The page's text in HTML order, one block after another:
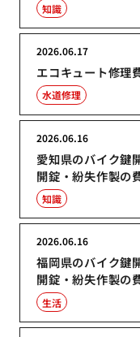
知識
エコキュート修理
2026.06.17
水道修理
愛知県のバイク鍵
開錠・紛失作製の
2026.06.16
知識
福岡県のバイク鍵
開錠・紛失作製の
2026.06.16
生活